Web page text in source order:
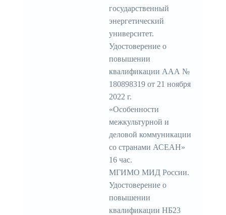
государственный
энергетический
университет.
Удостоверение о
повышении
квалификации ААА №
180898319 от 21 ноября
2022 г.
«Особенности
межкультурной и
деловой коммуникации
со странами АСЕАН»
16 час.
МГИМО МИД России.
Удостоверение о
повышении
квалификации НБ23